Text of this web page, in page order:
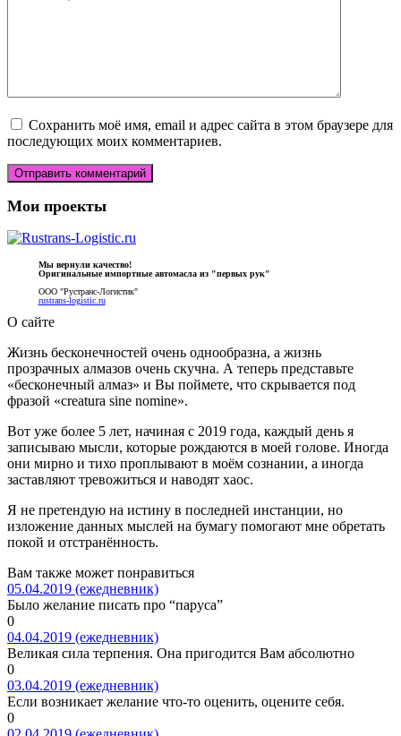
Сохранить моё имя, email и адрес сайта в этом браузере для
последующих моих комментариев.
Мои проекты
Мы вернули качество!
Оригинальные импортные автомасла из "первых рук"
ООО "Рустранс-Логистик"
rustrans-logistic.ru
О сайте
Жизнь бесконечностей очень однообразна, а жизнь
прозрачных алмазов очень скучна. А теперь представьте
«бесконечный алмаз» и Вы поймете, что скрывается под
фразой «creatura sine nomine».
Вот уже более 5 лет, начиная с 2019 года, каждый день я
записываю мысли, которые рождаются в моей голове. Иногда
они мирно и тихо проплывают в моём сознании, а иногда
заставляют тревожиться и наводят хаос.
Я не претендую на истину в последней инстанции, но
изложение данных мыслей на бумагу помогают мне обретать
покой и отстранённость.
Вам также может понравиться
05.04.2019 (ежедневник)
Было желание писать про “паруса”
0
04.04.2019 (ежедневник)
Великая сила терпения. Она пригодится Вам абсолютно
0
03.04.2019 (ежедневник)
Если возникает желание что-то оценить, оцените себя.
0